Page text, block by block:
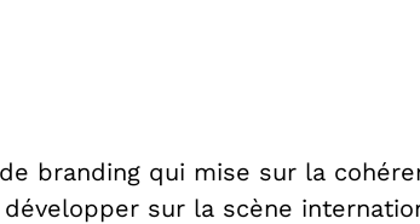
branding qui mise sur la
sur la scène